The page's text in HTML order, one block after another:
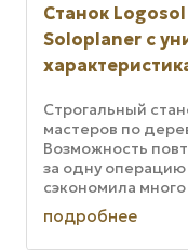
Станок
Soloplaner с
Строгальный
мастеров по
Возможность
за одну
сэкономила
предшественник,
подробнее